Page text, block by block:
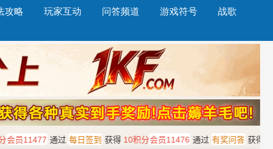
攻略 玩家互动 问答频道 游戏符号 战歌